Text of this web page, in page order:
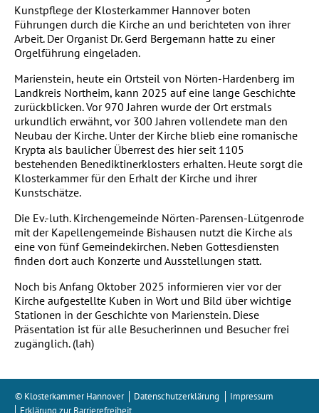
Kunstpflege der Klosterkammer Hannover boten
Führungen durch die Kirche an und berichteten von ihrer
Arbeit. Der Organist Dr. Gerd Bergemann hatte zu einer
Orgelführung eingeladen.
Marienstein, heute ein Ortsteil von Nörten-Hardenberg im
Landkreis Northeim, kann 2025 auf eine lange Geschichte
zurückblicken. Vor 970 Jahren wurde der Ort erstmals
urkundlich erwähnt, vor 300 Jahren vollendete man den
Neubau der Kirche. Unter der Kirche blieb eine romanische
Krypta als baulicher Überrest des hier seit 1105
bestehenden Benediktinerklosters erhalten. Heute sorgt die
Klosterkammer für den Erhalt der Kirche und ihrer
Kunstschätze.
Die Ev.-luth. Kirchengemeinde Nörten-Parensen-Lütgenrode
mit der Kapellengemeinde Bishausen nutzt die Kirche als
eine von fünf Gemeindekirchen. Neben Gottesdiensten
finden dort auch Konzerte und Ausstellungen statt.
Noch bis Anfang Oktober 2025 informieren vier vor der
Kirche aufgestellte Kuben in Wort und Bild über wichtige
Stationen in der Geschichte von Marienstein. Diese
Präsentation ist für alle Besucherinnen und Besucher frei
zugänglich. (lah)
© Klosterkammer Hannover Datenschutzerklärung
Impressum